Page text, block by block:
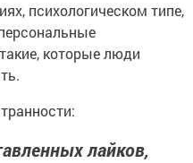
психологическом типе,
которые люди
лайков,